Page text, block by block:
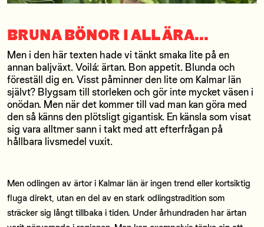
BRUNA BÖNOR I ALL ÄRA...
Men i den här texten hade vi tänkt smaka lite på en
annan baljväxt. Voilá: ärtan. Bon appetit. Blunda och
föreställ dig en. Visst påminner den lite om Kalmar län
självt? Blygsam till storleken och gör inte mycket väsen i
onödan. Men när det kommer till vad man kan göra med
den så känns den plötsligt gigantisk. En känsla som visat
sig vara alltmer sann i takt med att efterfrågan på
hållbara livsmedel vuxit.
Men odlingen av ärtor i Kalmar län är ingen trend eller kortsiktig
fluga direkt, utan en del av en stark odlingstradition som
sträcker sig långt tillbaka i tiden. Under århundraden har ärtan